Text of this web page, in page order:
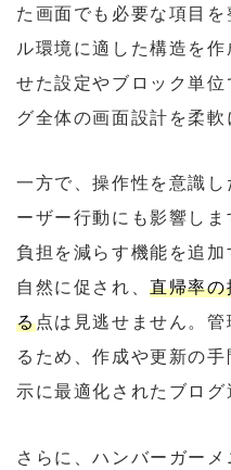
た画面でも必要な項目
ル環境に適した構造を
せた設定やブロック単
グ全体の画面設計を柔軟
一方で、操作性を意識
ーザー行動にも影響し
負担を減らす機能を追
自然に促され、直帰率
る点は見逃せません。
るため、作成や更新の
示に最適化されたブログ
さらに、ハンバーガー